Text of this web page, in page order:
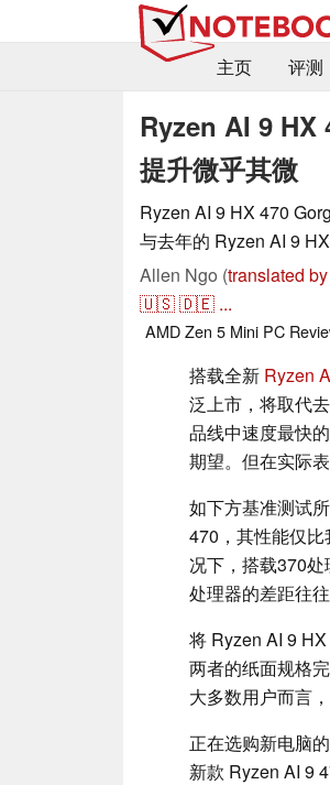
主页
评测
Ryzen AI 9 HX
提升微乎其微
Ryzen AI 9 HX 470
与去年的 Ryzen AI 9
Allen Ngo (translated by
🇺🇸🇩🇪 ...
AMDZen 5 Mini PC
搭载全新 Ryzen
泛上市，将取代
品线中速度最快
期望。但在实际
如下方基准测试
470，其性能仅
况下，搭载370
处理器的差距往往
将 Ryzen AI 9
两者的纸面规格
大多数用户而言
正在选购新电脑
新款 Ryzen AI 9